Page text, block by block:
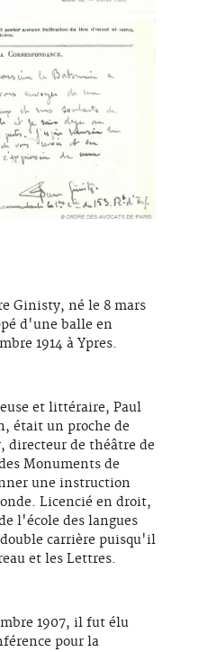
Ginisty, né le 8 mars
d'une balle en
1914 à Ypres.
et littéraire, Paul
était un proche de
directeur de théâtre de
Monuments de
une instruction
Licencié en droit,
l'école des langues
carrière puisqu'il
et les Lettres.
1907, il fut élu
pour la